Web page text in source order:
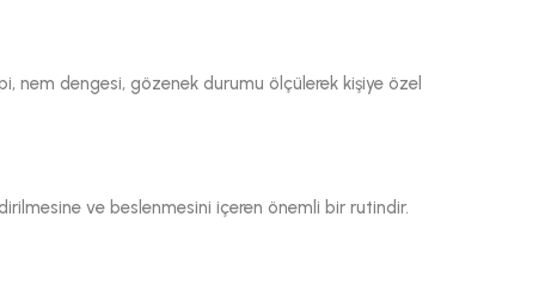
nem dengesi, gözenek durumu ölçülerek kişiye özel
ve beslenmesini içeren önemli bir rutindir.